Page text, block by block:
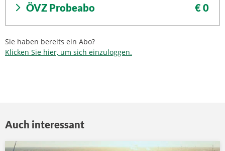
ÖVZ Probeabo € 0
Sie haben bereits ein Abo?
Klicken Sie hier, um sich einzuloggen.
Auch interessant